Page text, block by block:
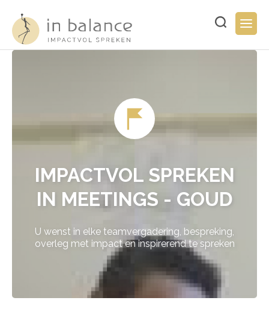
naar
inhoud
Typ
IMPACTVOL SPREKEN
IN MEETINGS - GOUD
U wenst in elke teamvergadering, bespreking,
overleg met impact en inspirerend te spreken